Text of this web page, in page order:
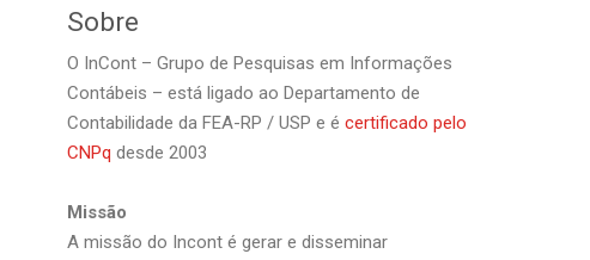
Sobre
O InCont – Grupo de Pesquisas em Informações
Contábeis – está ligado ao Departamento de
Contabilidade da FEA-RP / USP e é certificado pelo
CNPq desde 2003
Missão
A missão do Incont é gerar e disseminar